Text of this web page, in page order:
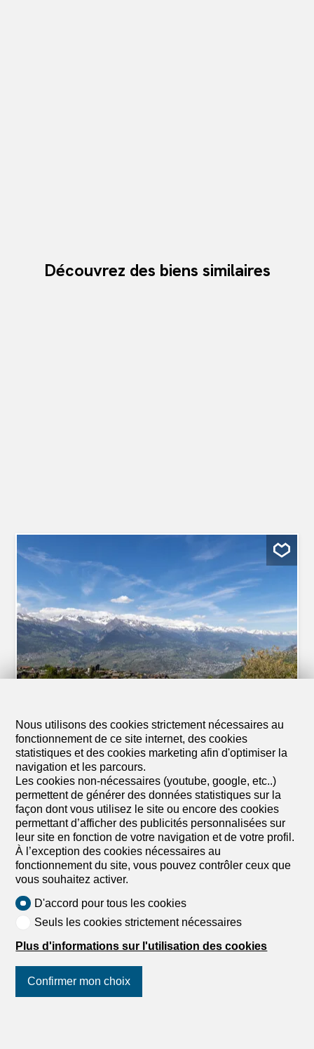
Découvrez des biens similaires
Appartement
Appartement de 4.5 pièces en
vente à Haute-Nendaz - 124 m²
Prix sur demande
, 1997 Haute-Nendaz
Immédiatement
Off Market : bel appartement de 3 chambres dans une
résidence de standing recherchée au cour des 4
- Tout juste mis en vente discrète, charmant appartement
de 4,5 pièces situé dans une résidence de standing,
idéalement située au centre de Haute-Nendaz. Oubliez la
mécaniques vous ouvrant les portes du Domaine des 4
Vallées!
Nous utilisons des cookies strictement nécessaires au
fonctionnement de ce site internet, des cookies
statistiques et des cookies marketing afin d'optimiser la
navigation et les parcours.
Les cookies non-nécessaires (youtube, google, etc..)
permettent de générer des données statistiques sur la
façon dont vous utilisez le site ou encore des cookies
permettant d’afficher des publicités personnalisées sur
leur site en fonction de votre navigation et de votre profil.
À l’exception des cookies nécessaires au
fonctionnement du site, vous pouvez contrôler ceux que
vous souhaitez activer.
D'accord pour tous les cookies
Seuls les cookies strictement nécessaires
Plus d'informations sur l'utilisation des cookies
Confirmer mon choix